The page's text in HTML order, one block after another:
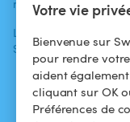
Votre vie
Bienvenue sur
pour rendre
aident
cliquant sur OK
Préférences de
médias
L'aventure
Swimmy